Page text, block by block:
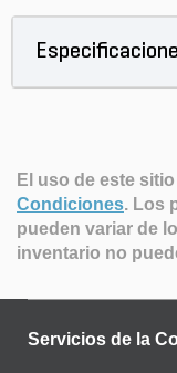
El uso de este
Condiciones. Los
pueden variar de
inventario no
Servicios de la